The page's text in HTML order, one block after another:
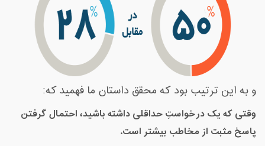
و به این ترتیب بود که محقق داستان ما فهمید که:
وقتی که یک درخواستِ حداقلی داشته باشید، احتمال گرفتن
پاسخ مثبت از مخاطب بیشتر است.